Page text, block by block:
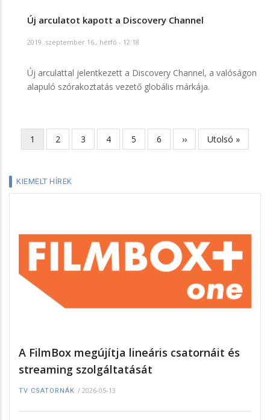
Új arculatot kapott a Discovery Channel
2019. szeptember 16., hétfő - 12:18
Új arculattal jelentkezett a Discovery Channel, a valóságon
alapuló szórakoztatás vezető globális márkája.
Oldalszámozás
Jelenlegi
oldal
1 Page
2 Page
3 Page
4 Page
5 Page
6
Következő
oldal
››
Utolsó
oldal
Utolsó »
KIEMELT HÍREK
A FilmBox megújítja lineáris csatornáit és
streaming szolgáltatását
TV CSATORNÁK / 2026-05-13